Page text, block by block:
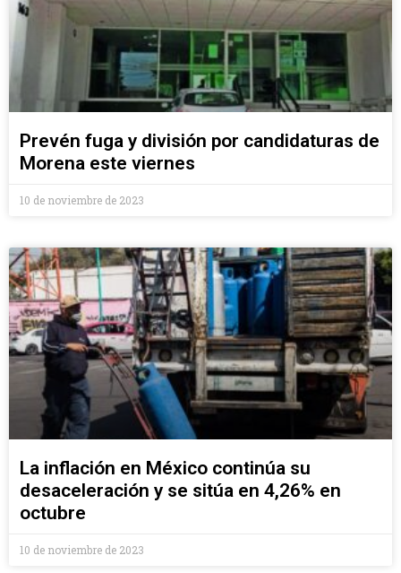
Prevén fuga y división por candidaturas de
Morena este viernes
10 de noviembre de 2023
La inflación en México continúa su
desaceleración y se sitúa en 4,26% en
octubre
10 de noviembre de 2023